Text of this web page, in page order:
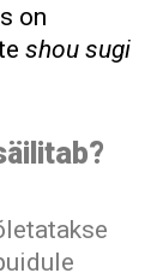
on
shou sugi